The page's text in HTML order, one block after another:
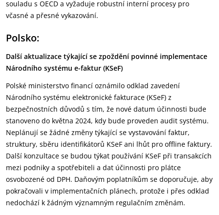
souladu s OECD a vyžaduje robustní interní procesy pro
včasné a přesné vykazování.
Polsko:
Další aktualizace týkající se zpoždění povinné implementace
Národního systému e-faktur (KSeF)
Polské ministerstvo financí oznámilo odklad zavedení
Národního systému elektronické fakturace (KSeF) z
bezpečnostních důvodů s tím, že nové datum účinnosti bude
stanoveno do května 2024, kdy bude proveden audit systému.
Neplánují se žádné změny týkající se vystavování faktur,
struktury, sběru identifikátorů KSeF ani lhůt pro offline faktury.
Další konzultace se budou týkat používání KSeF při transakcích
mezi podniky a spotřebiteli a dat účinnosti pro plátce
osvobozené od DPH. Daňovým poplatníkům se doporučuje, aby
pokračovali v implementačních plánech, protože i přes odklad
nedochází k žádným významným regulačním změnám.